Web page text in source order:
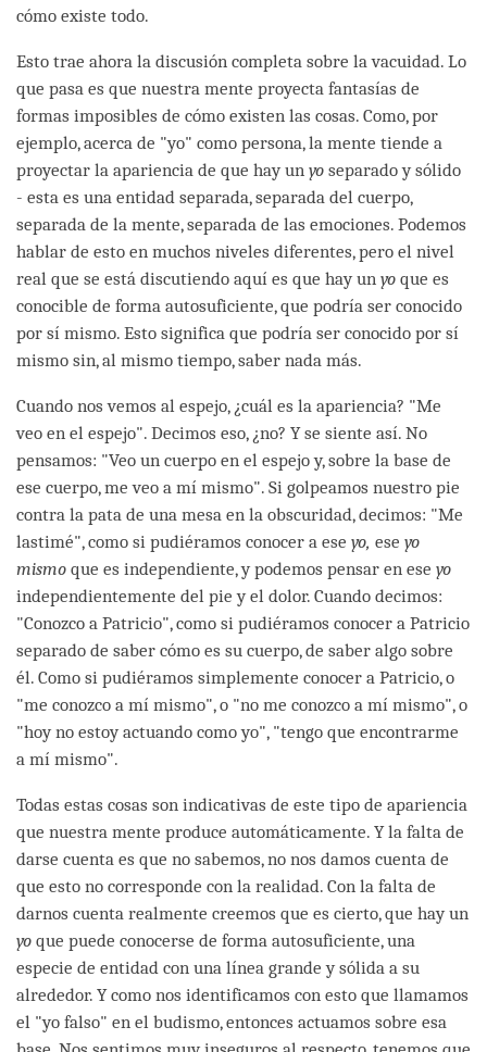
cómo existe todo.
Esto trae ahora la discusión completa sobre la vacuidad. Lo
que pasa es que nuestra mente proyecta fantasías de
formas imposibles de cómo existen las cosas. Como, por
ejemplo, acerca de "yo" como persona, la mente tiende a
proyectar la apariencia de que hay un yo separado y sólido
- esta es una entidad separada, separada del cuerpo,
separada de la mente, separada de las emociones. Podemos
hablar de esto en muchos niveles diferentes, pero el nivel
real que se está discutiendo aquí es que hay un yo que es
conocible de forma autosuficiente, que podría ser conocido
por sí mismo. Esto significa que podría ser conocido por sí
mismo sin, al mismo tiempo, saber nada más.
Cuando nos vemos al espejo, ¿cuál es la apariencia? "Me
veo en el espejo". Decimos eso, ¿no? Y se siente así. No
pensamos: "Veo un cuerpo en el espejo y, sobre la base de
ese cuerpo, me veo a mí mismo". Si golpeamos nuestro pie
contra la pata de una mesa en la obscuridad, decimos: "Me
lastimé", como si pudiéramos conocer a ese yo, ese yo
mismo que es independiente, y podemos pensar en ese yo
independientemente del pie y el dolor. Cuando decimos:
"Conozco a Patricio", como si pudiéramos conocer a Patricio
separado de saber cómo es su cuerpo, de saber algo sobre
él. Como si pudiéramos simplemente conocer a Patricio, o
"me conozco a mí mismo", o "no me conozco a mí mismo", o
"hoy no estoy actuando como yo", "tengo que encontrarme
a mí mismo".
Todas estas cosas son indicativas de este tipo de apariencia
que nuestra mente produce automáticamente. Y la falta de
darse cuenta es que no sabemos, no nos damos cuenta de
que esto no corresponde con la realidad. Con la falta de
darnos cuenta realmente creemos que es cierto, que hay un
yo que puede conocerse de forma autosuficiente, una
especie de entidad con una línea grande y sólida a su
alrededor. Y como nos identificamos con esto que llamamos
el "yo falso" en el budismo, entonces actuamos sobre esa